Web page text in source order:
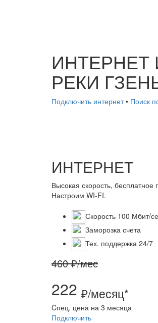
ИНТЕРНЕТ
РЕКИ
Подключить интернет• Поиск
ИНТЕРНЕТ
Высокая скорость, бесплатное
Настроим WI-FI.
Скорость 100 Мбит/
Заморозка
Тех. поддержка 24/7
460 ₽/мес
222 ₽/месяц*
Cпец. цена на 3 месяца
Подключить